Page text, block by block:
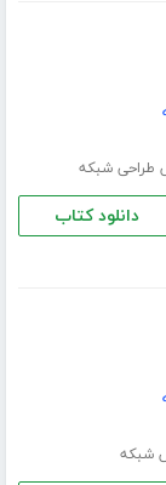
طراحی شبکه
دانلود کتاب
شبکه